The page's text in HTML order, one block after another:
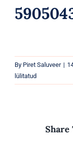
Meik
Parfüümid
Eripakkumised
By Piret Saluveer |
lülitatud
Share